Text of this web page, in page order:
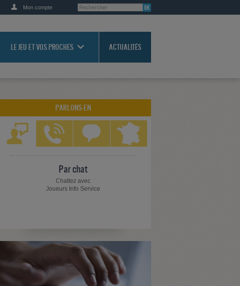
Mon compte
LE JEU ET VOS PROCHES ACTUALITÉS
PARLONS-EN
Par chat
Chattez avec
Joueurs Info Service